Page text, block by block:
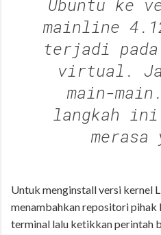
Ubuntu ke
mainline
terjadi
virtual.
main-
langkah ini
merasa
Untuk menginstall versi kernel
menambahkan repositori pihak
terminal lalu ketikkan perintah